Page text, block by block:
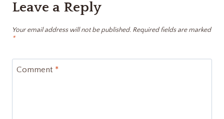
Leave a Reply
Your email address will not be published. Required fields are marked
*
Comment *